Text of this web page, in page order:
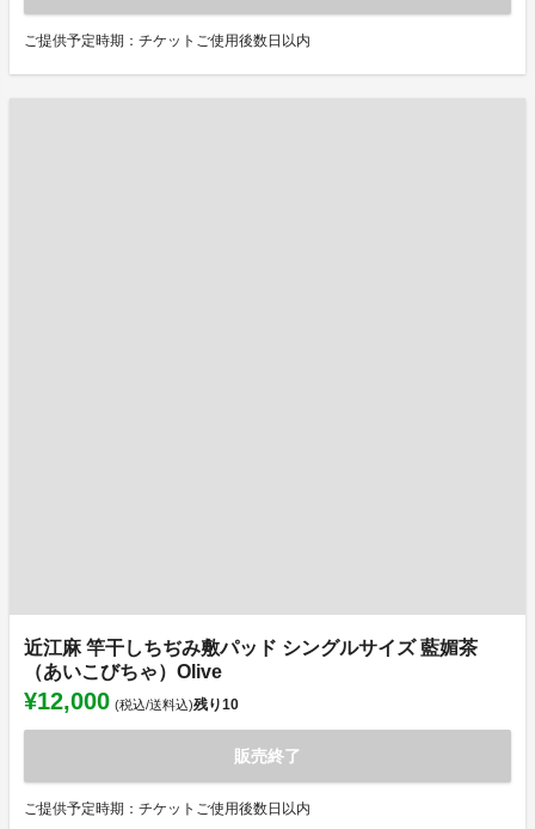
ご提供予定時期：チケットご使用後数日以内
近江麻 竿干しちぢみ敷パッド シングルサイズ 藍媚茶
（あいこびちゃ）Olive
¥12,000 (税込/送料込)残り10
販売終了
ご提供予定時期：チケットご使用後数日以内